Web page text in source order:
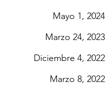
Mayo 1, 2024
Marzo 24, 2023
Diciembre 4, 2022
Marzo 8, 2022